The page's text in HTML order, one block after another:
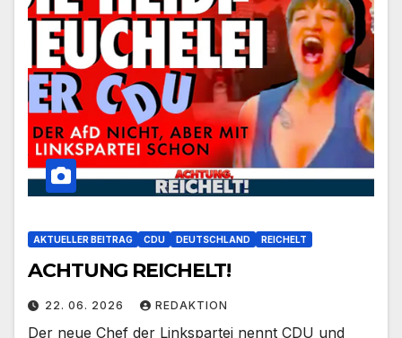
AKTUELLER BEITRAG CDU DEUTSCHLAND REICHELT
ACHTUNG REICHELT!
22. 06. 2026 REDAKTION
Der neue Chef der Linkspartei nennt CDU und